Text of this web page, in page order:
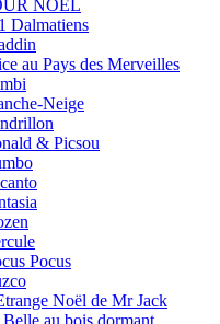
NOËL
Dalmatiens
au Pays des Merveilles
Neige
& Picsou
Pocus
Noël de Mr Jack
au bois dormant